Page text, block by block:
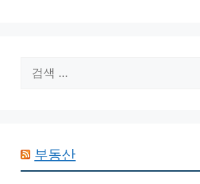
색:
부동산